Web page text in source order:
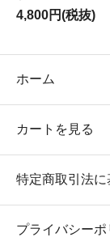
4,800円(税抜)
ホーム
カートを見る
特定商取引法
プライバシーポ